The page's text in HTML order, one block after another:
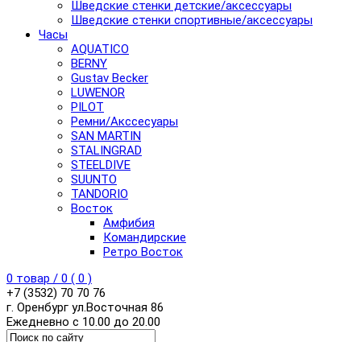
Шведские стенки детские/аксессуары
Шведские стенки спортивные/аксессуары
Часы
AQUATICO
BERNY
Gustav Becker
LUWENOR
PILOT
Pемни/Акссесуары
SAN MARTIN
STALINGRAD
STEELDIVE
SUUNTO
TANDORIO
Восток
Амфибия
Командирские
Ретро Восток
0 товар / 0 ( 0 )
+7 (3532) 70 70 76
г. Оренбург ул.Восточная 86
Ежедневно с 10.00 до 20.00